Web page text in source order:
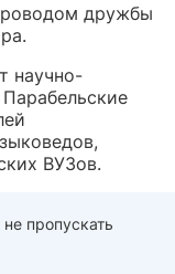
дружбы
научно-
ВУЗов.
пропускать